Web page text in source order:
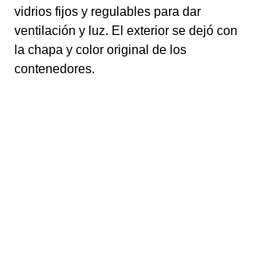
vidrios fijos y regulables para dar
ventilación y luz. El exterior se dejó con
la chapa y color original de los
contenedores.